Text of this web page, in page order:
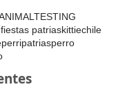
fiestas patriaskittiechile
perripatriasperro